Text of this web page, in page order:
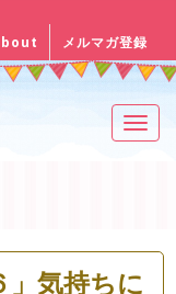
メルマガ登録
」気持ちに